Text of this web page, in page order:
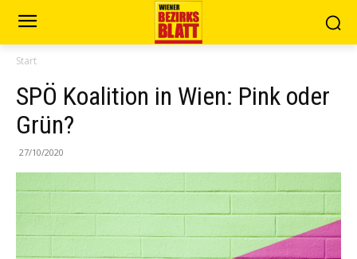
Start
SPÖ Koalition in Wien: Pink oder
Grün?
27/10/2020